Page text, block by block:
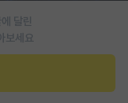
달린
보세요